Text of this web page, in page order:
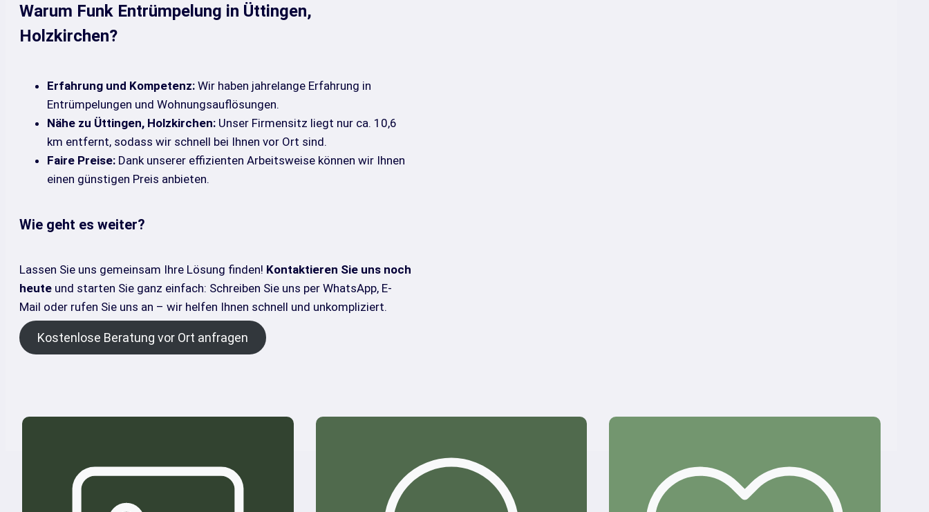
Warum Funk Entrümpelung in Üttingen,
Holzkirchen?
Erfahrung und Kompetenz: Wir haben jahrelange Erfahrung in
Entrümpelungen und Wohnungsauflösungen.
Nähe zu Üttingen, Holzkirchen: Unser Firmensitz liegt nur ca. 10,6
km entfernt, sodass wir schnell bei Ihnen vor Ort sind.
Faire Preise: Dank unserer effizienten Arbeitsweise können wir Ihnen
einen günstigen Preis anbieten.
Wie geht es weiter?
Lassen Sie uns gemeinsam Ihre Lösung finden! Kontaktieren Sie uns noch
heute und starten Sie ganz einfach: Schreiben Sie uns per WhatsApp, E-
Mail oder rufen Sie uns an – wir helfen Ihnen schnell und unkompliziert.
Kostenlose Beratung vor Ort anfragen